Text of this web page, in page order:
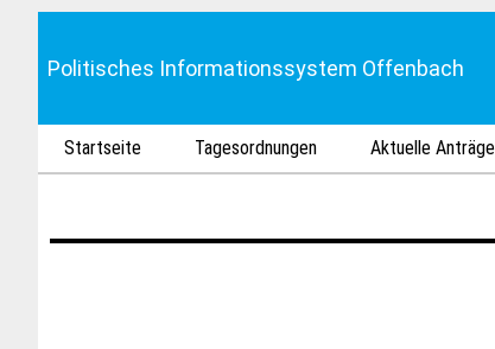
Politisches Informationssystem Offenbach
Startseite Tagesordnungen Aktuelle Anträge